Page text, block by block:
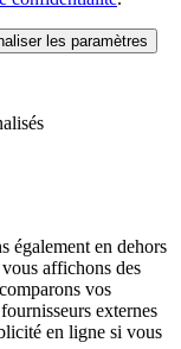
les paramètres
également en dehors
affichons des
vos
externes
en ligne si vous